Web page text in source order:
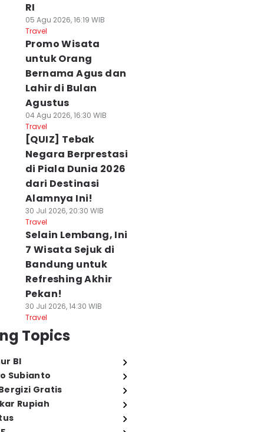
RI
05 Agu 2026, 16:19 WIB
Travel
Promo Wisata
untuk Orang
Bernama Agus dan
Lahir di Bulan
Agustus
04 Agu 2026, 16:30 WIB
Travel
[QUIZ] Tebak
Negara Berprestasi
di Piala Dunia 2026
dari Destinasi
Alamnya Ini!
30 Jul 2026, 20:30 WIB
Travel
Selain Lembang, Ini
7 Wisata Sejuk di
Bandung untuk
Refreshing Akhir
Pekan!
30 Jul 2026, 14:30 WIB
Travel
Topics
BI
Subianto
Gratis
Rupiah